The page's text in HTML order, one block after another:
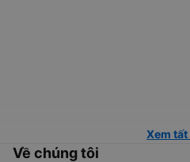
Xem
Về chúng tôi